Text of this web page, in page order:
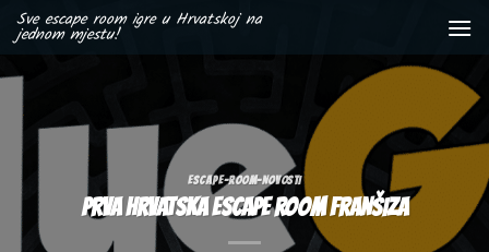
Skip
to
Sve escape room igre u Hrvatskoj na
jednom mjestu!
ESCAPE-ROOM-NOVOSTI
PRVA HRVATSKA ESCAPE ROOM FRANŠIZA